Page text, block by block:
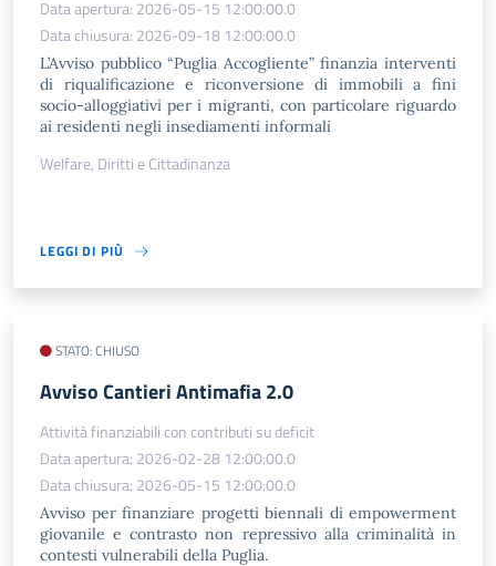
Data apertura: 2026-05-15 12:00:00.0
Data chiusura: 2026-09-18 12:00:00.0
L’Avviso pubblico “Puglia Accogliente” finanzia interventi
di riqualificazione e riconversione di immobili a fini
socio-alloggiativi per i migranti, con particolare riguardo
ai residenti negli insediamenti informali
Welfare, Diritti e Cittadinanza
LEGGI DI PIÙ
STATO: CHIUSO
​Avviso Cantieri Antimafia 2.0
Attività finanziabili con contributi su deficit
Data apertura: 2026-02-28 12:00:00.0
Data chiusura: 2026-05-15 12:00:00.0
Avviso per finanziare progetti biennali di empowerment
giovanile e contrasto non repressivo alla criminalità in
contesti vulnerabili della Puglia.